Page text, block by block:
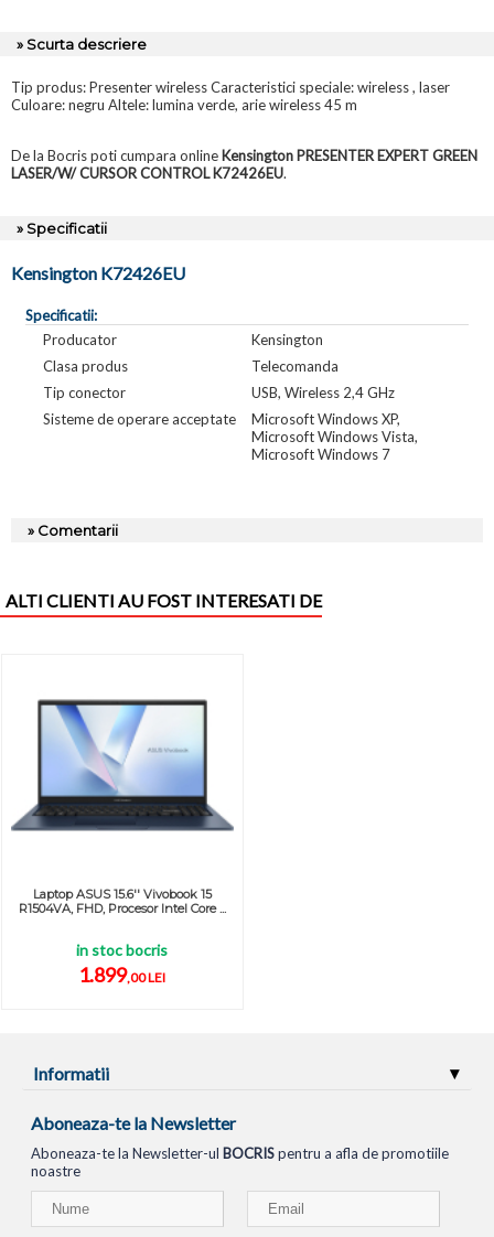
» Scurta descriere
Tip produs: Presenter wireless Caracteristici speciale: wireless , laser
Culoare: negru Altele: lumina verde, arie wireless 45 m
De la Bocris poti cumpara online Kensington PRESENTER EXPERT GREEN
LASER/W/ CURSOR CONTROL K72426EU.
» Specificatii
Kensington K72426EU
Specificatii:
Producator
Kensington
Clasa produs
Telecomanda
Tip conector
USB, Wireless 2,4 GHz
Sisteme de operare acceptate
Microsoft Windows XP,
Microsoft Windows Vista,
Microsoft Windows 7
» Comentarii
ALTI CLIENTI AU FOST INTERESATI DE
Laptop ASUS 15.6'' Vivobook 15
R1504VA, FHD, Procesor Intel Core ...
in stoc bocris
1.899,00 LEI
Informatii
Aboneaza-te la Newsletter
Aboneaza-te la Newsletter-ul BOCRISpentru a afla de promotiile
noastre